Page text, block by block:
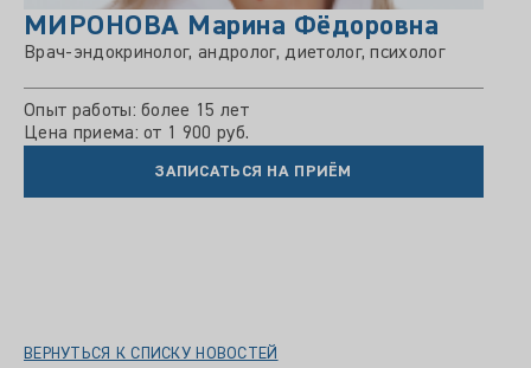
МИРОНОВА Марина Фёдоровна
Врач-эндокринолог, андролог, диетолог, психолог
Опыт работы: более 15 лет
Цена приема: от 1 900 руб.
ЗАПИСАТЬСЯ НА ПРИЁМ
ВЕРНУТЬСЯ К СПИСКУ НОВОСТЕЙ